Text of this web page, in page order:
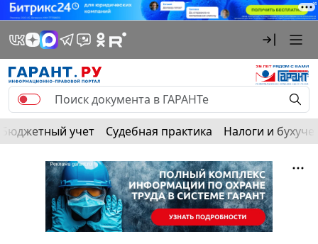
Бюджетный учет Судебная практика Налоги и